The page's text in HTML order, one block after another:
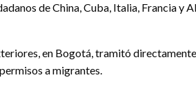
de China, Cuba, Italia, Francia y
en Bogotá, tramitó
a migrantes.